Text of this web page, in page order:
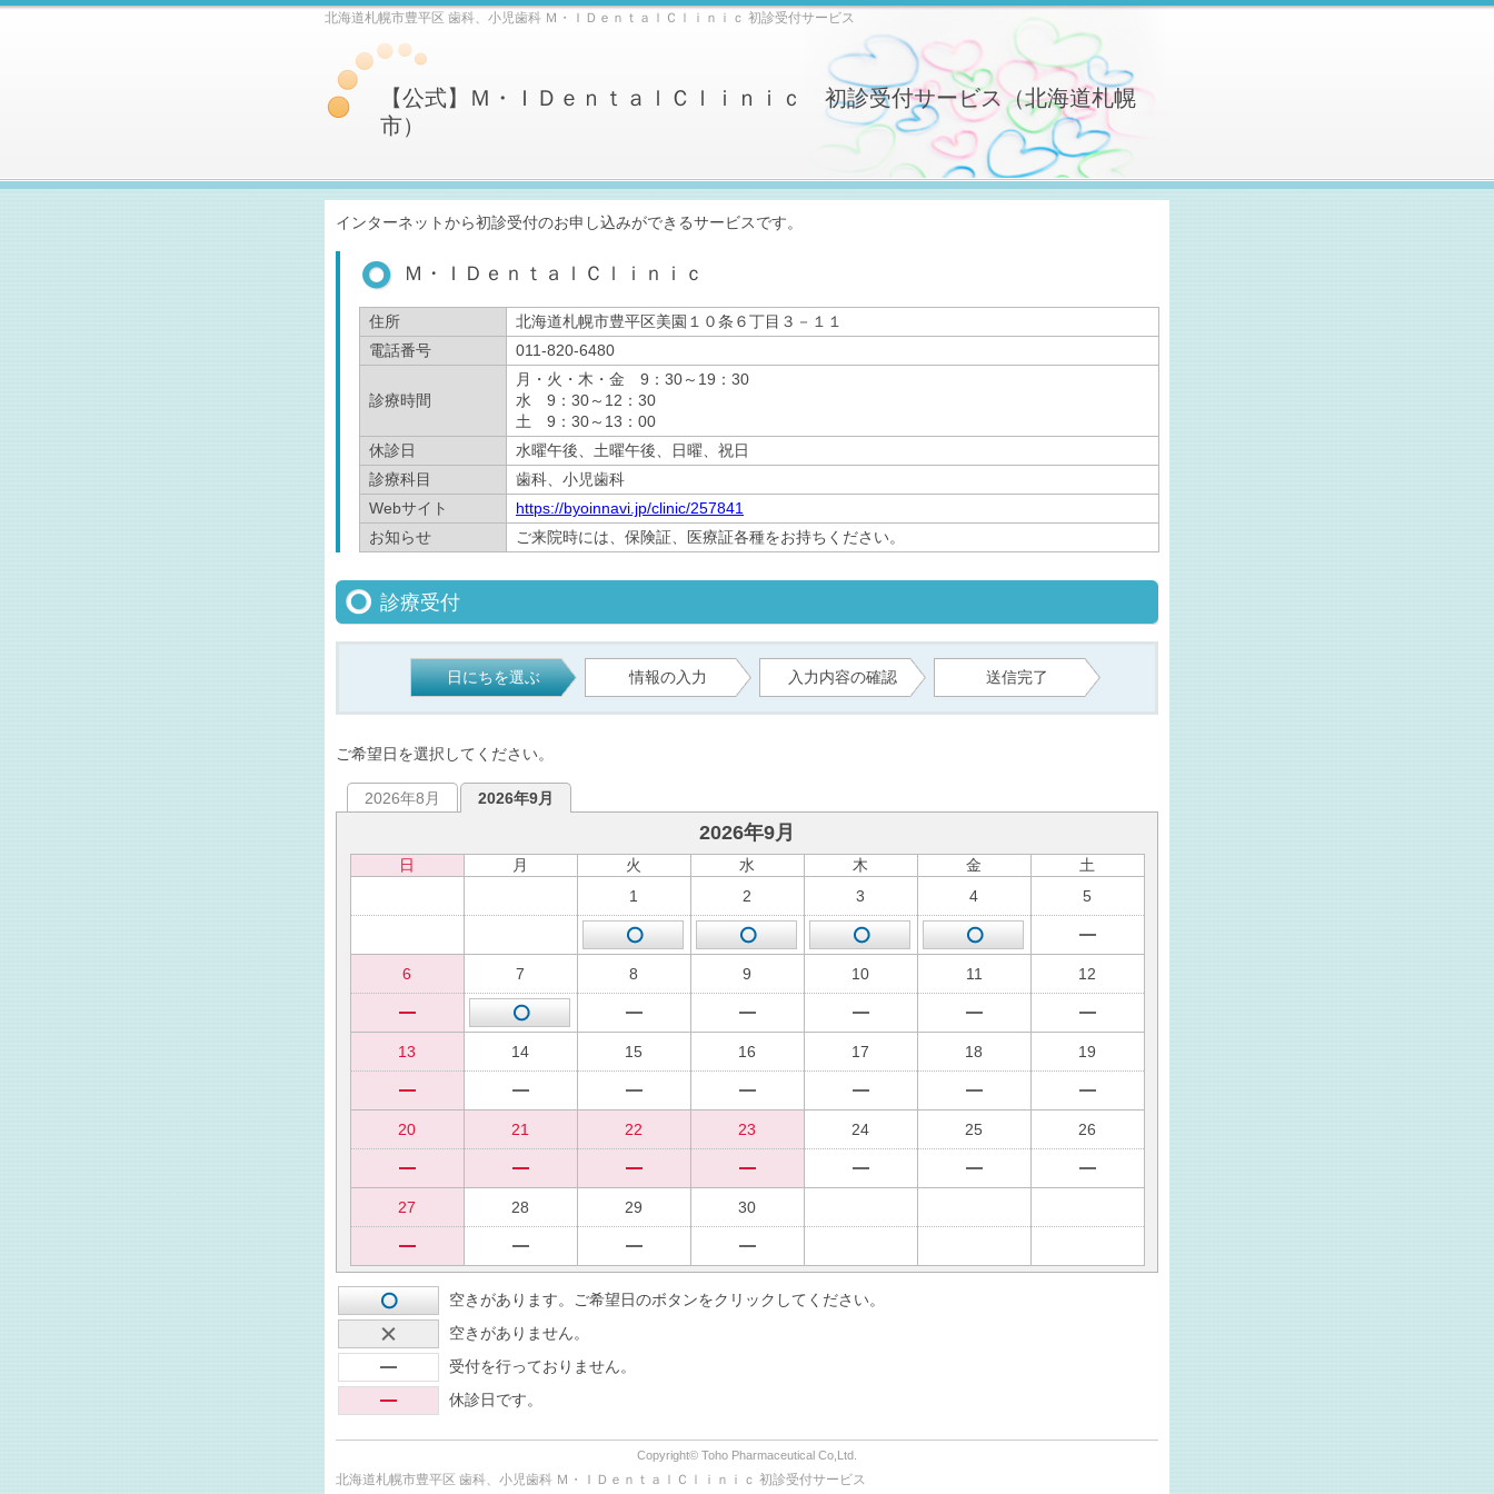
北海道札幌市豊平区 歯科、小児歯科 Ｍ・ＩＤｅｎｔａｌＣｌｉｎｉｃ 初診受付サービス
【公式】Ｍ・ＩＤｅｎｔａｌＣｌｉｎｉｃ 初診受付サービス（北海道札幌
市）
インターネットから初診受付のお申し込みができるサービスです。
Ｍ・ＩＤｅｎｔａｌＣｌｉｎｉｃ
住所
北海道札幌市豊平区美園１０条６丁目３－１１
電話番号
011-820-6480
診療時間
月・火・木・金 9：30～19：30
水 9：30～12：30
土 9：30～13：00
休診日
水曜午後、土曜午後、日曜、祝日
診療科目
歯科、小児歯科
Webサイト
https://byoinnavi.jp/clinic/257841
お知らせ
ご来院時には、保険証、医療証各種をお持ちください。
診療受付
日にちを選ぶ 情報の入力 入力内容の確認 送信完了
ご希望日を選択してください。
2026年8月 2026年9月
2026年9月
日 月 火 水 木 金
土
1
2 3 4 5
6 7 8 9 10 11 12
13 14 15 16 17 18 19
20 21 22 23 24 25 26
27 28 29 30
空きがあります。ご希望日のボタンをクリックしてください。
空きがありません。
受付を行っておりません。
休診日です。
Copyright© Toho Pharmaceutical Co,Ltd.
北海道札幌市豊平区 歯科、小児歯科 Ｍ・ＩＤｅｎｔａｌＣｌｉｎｉｃ 初診受付サービス